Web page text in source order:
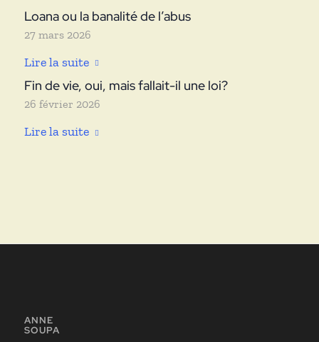
Loana ou la banalité de l’abus
27 mars 2026
Lire la suite
Fin de vie, oui, mais fallait-il une loi?
26 février 2026
Lire la suite
ANNE
SOUPA